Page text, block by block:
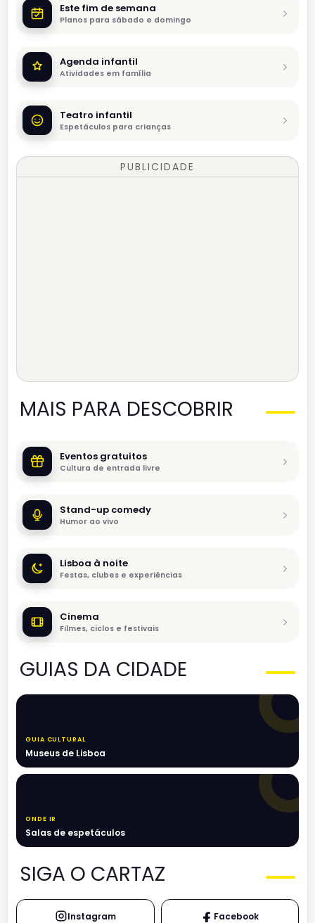
Este fim de semana
Planos para sábado e domingo
Agenda infantil
Atividades em família
Teatro infantil
Espetáculos para crianças
PUBLICIDADE
MAIS PARA DESCOBRIR
Eventos gratuitos
Cultura de entrada livre
Stand-up comedy
Humor ao vivo
Lisboa à noite
Festas, clubes e experiências
Cinema
Filmes, ciclos e festivais
GUIAS DA CIDADE
GUIA CULTURAL
Museus de Lisboa
ONDE IR
Salas de espetáculos
SIGA O CARTAZ
Instagram Facebook